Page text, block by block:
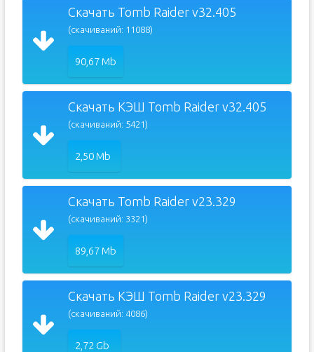
Скачать Tomb Raider v32.405
(скачиваний: 11088)
90,67 Mb
Скачать КЭШ Tomb Raider v32.405
(скачиваний: 5421)
2,50 Mb
Скачать Tomb Raider v23.329
(скачиваний: 3321)
89,67 Mb
Скачать КЭШ Tomb Raider v23.329
(скачиваний: 4086)
2,72 Gb